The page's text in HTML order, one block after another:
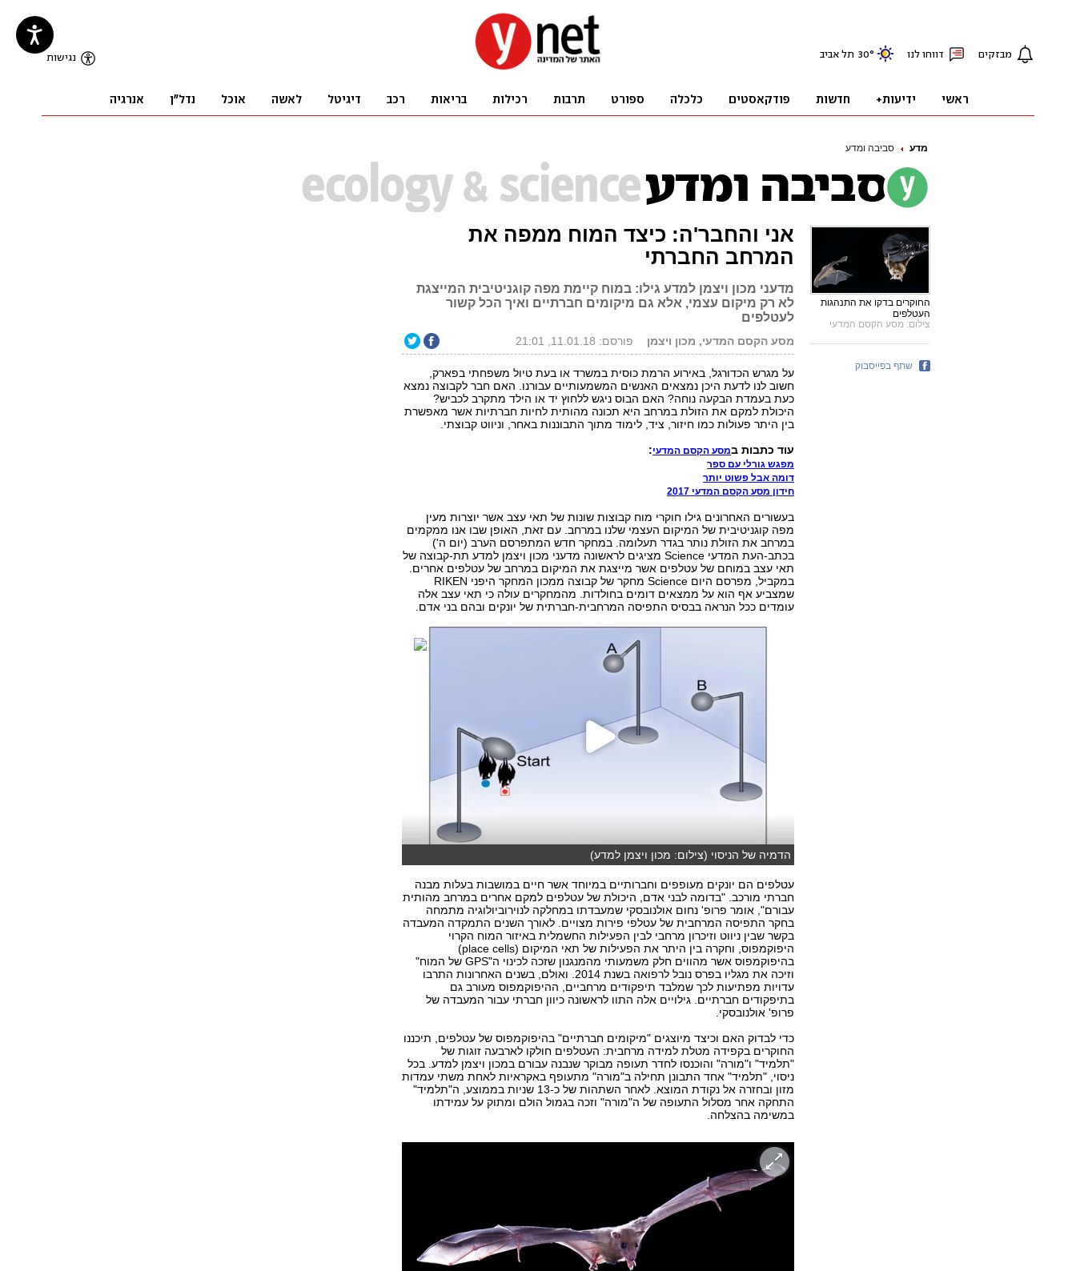
מדע סביבה ומדע
אני והחבר'ה: כיצד המוח ממפה את
המרחב החברתי
מדעני מכון ויצמן למדע גילו: במוח קיימת מפה קוגניטיבית המייצגת
לא רק מיקום עצמי, אלא גם מיקומים חברתיים ואיך הכל קשור
לעטלפים
מסע הקסם המדעי, מכון ויצמן פורסם: 11.01.18, 21:01
על מגרש הכדורגל, באירוע הרמת כוסית במשרד או בעת טיול משפחתי בפארק,
חשוב לנו לדעת היכן נמצאים האנשים המשמעותיים עבורנו. האם חבר לקבוצה נמצא
כעת בעמדת הבקעה נוחה? האם הבוס ניגש ללחוץ יד או הילד מתקרב לכביש?
היכולת למקם את הזולת במרחב היא תכונה מהותית לחיות חברתיות אשר מאפשרת
בין היתר פעולות כמו חיזור, ציד, לימוד מתוך התבוננות באחר, וניווט קבוצתי.
עוד כתבות במסע הקסם המדעי:
מפגש גורלי עם ספר
דומה אבל פשוט יותר
חידון מסע הקסם המדעי 2017
בעשורים האחרונים גילו חוקרי מוח קבוצות שונות של תאי עצב אשר יוצרות מעין
מפה קוגניטיבית של המיקום העצמי שלנו במרחב. עם זאת, האופן שבו אנו ממקמים
במרחב את הזולת נותר בגדר תעלומה. במחקר חדש המתפרסם הערב (יום ה')
בכתב-העת המדעי Science מציגים לראשונה מדעני מכון ויצמן למדע תת-קבוצה של
תאי עצב במוחם של עטלפים אשר מייצגת את המיקום במרחב של עטלפים אחרים.
במקביל, מפרסם היום Science מחקר של קבוצה ממכון המחקר היפני RIKEN
שמצביע אף הוא על ממצאים דומים בחולדות. מהמחקרים עולה כי תאי עצב אלה
עומדים ככל הנראה בבסיס התפיסה המרחבית-חברתית של יונקים ובהם בני אדם.
הדמיה של הניסוי (צילום: מכון ויצמן למדע)
עטלפים הם יונקים מעופפים וחברותיים במיוחד אשר חיים במושבות בעלות מבנה
חברתי מורכב. "בדומה לבני אדם, היכולת של עטלפים למקם אחרים במרחב מהותית
עבורם", אומר פרופ' נחום אולנובסקי שמעבדתו במחלקה לנוירוביולוגיה מתמחה
בחקר התפיסה המרחבית של עטלפי פירות מצויים. לאורך השנים התמקדה המעבדה
בקשר שבין ניווט וזיכרון מרחבי לבין הפעילות החשמלית באיזור המוח הקרוי
היפוקמפוס, וחקרה בין היתר את הפעילות של תאי המיקום (place cells)
בהיפוקמפוס אשר מהווים חלק משמעותי מהמנגנון שזכה לכינוי ה"GPS של המוח"
וזיכה את מגליו בפרס נובל לרפואה בשנת 2014. ואולם, בשנים האחרונות התרבו
עדויות מפתיעות לכך שמלבד תיפקודים מרחביים, ההיפוקמפוס מעורב גם
בתיפקודים חברתיים. גילויים אלה התוו לראשונה כיוון חברתי עבור המעבדה של
פרופ' אולנובסקי.
כדי לבדוק האם וכיצד מיוצגים "מיקומים חברתיים" בהיפוקמפוס של עטלפים, תיכננו
החוקרים בקפידה מטלת למידה מרחבית: העטלפים חולקו לארבעה זוגות של
"תלמיד" ו"מורה" והוכנסו לחדר תעופה מבוקר שנבנה עבורם במכון ויצמן למדע. בכל
ניסוי, "תלמיד" אחד התבונן תחילה ב"מורה" מתעופף באקראיות לאחת משתי עמדות
מזון ובחזרה אל נקודת המוצא. לאחר השתהות של כ-13 שניות בממוצע, ה"תלמיד"
התחקה אחר מסלול התעופה של ה"מורה" וזכה בגמול הולם ומתוק על עמידתו
במשימה בהצלחה.
החוקרים בדקו את התנהגות
העטלפים
צילום: מסע הקסם המדעי
שתף בפייסבוק